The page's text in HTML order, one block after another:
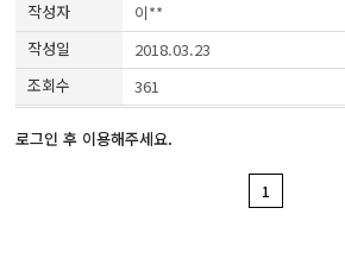
이**
2018.03.23
361
로그인 후 이용해주세요.
1